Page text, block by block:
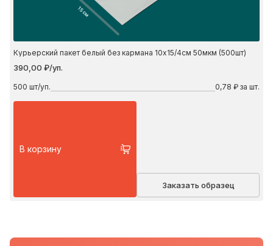
15 см
Курьерский пакет белый без кармана 10х15/4см 50мкм (500шт)
390,00 ₽/уп.
500 шт/уп. 0,78 ₽ за шт.
В корзину
Заказать образец